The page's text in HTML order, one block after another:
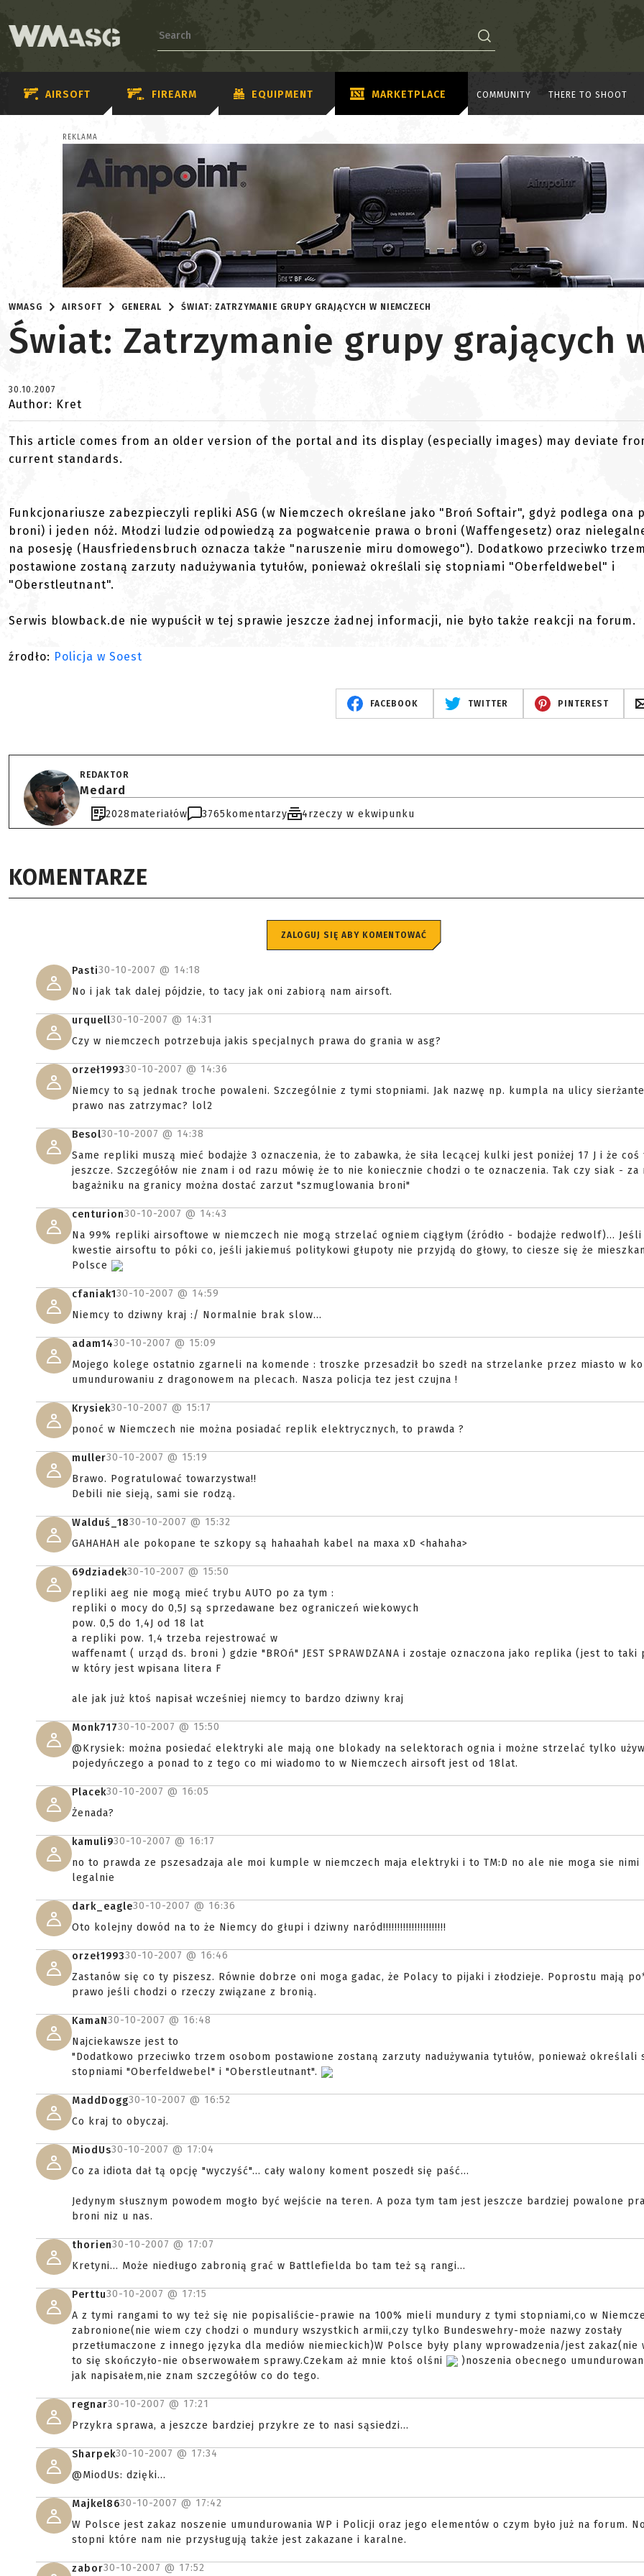
AIRSOFT FIREARM EQUIPMENT MARKETPLACE COMMUNITY THERE TO SHOOT
REKLAMA
WMASG AIRSOFT GENERAL ŚWIAT: ZATRZYMANIE GRUPY GRAJĄCYCH W NIEMCZECH
Świat: Zatrzymanie grupy grających
30.10.2007
Author: Kret
This article comes from an older version of the portal and its display (especially images) may deviate
current standards.
Funkcjonariusze zabezpieczyli repliki ASG (w Niemczech określane jako "Broń Softair", gdyż podlega ona
broni) i jeden nóż. Młodzi ludzie odpowiedzą za pogwałcenie prawa o broni (Waffengesetz) oraz
na posesję (Hausfriedensbruch oznacza także "naruszenie miru domowego"). Dodatkowo przeciwko
postawione zostaną zarzuty nadużywania tytułów, ponieważ określali się stopniami "Oberfeldwebel" i
"Oberstleutnant".
Serwis blowback.de nie wypuścił w tej sprawie jeszcze żadnej informacji, nie było także reakcji na forum.
źrodło: Policja w Soest
FACEBOOK TWITTER PINTEREST
REDAKTOR
Medard
2028materiałów 3765 komentarzy 4rzeczy w ekwipunku
KOMENTARZE
ZALOGUJ SIĘ ABY KOMENTOWAĆ
Pasti30-10-2007 @ 14:18
No i jak tak dalej pójdzie, to tacy jak oni zabiorą nam airsoft.
urquell30-10-2007 @ 14:31
Czy w niemczech potrzebuja jakis specjalnych prawa do grania w asg?
orzeł199330-10-2007 @ 14:36
Niemcy to są jednak troche powaleni. Szczególnie z tymi stopniami. Jak nazwę np. kumpla na ulicy
prawo nas zatrzymac? lol2
Besol30-10-2007 @ 14:38
Same repliki muszą mieć bodajże 3 oznaczenia, że to zabawka, że siła lecącej kulki jest poniżej 17 J i że coś
jeszcze. Szczegółów nie znam i od razu mówię że to nie koniecznie chodzi o te oznaczenia. Tak czy siak -
bagażniku na granicy można dostać zarzut "szmuglowania broni"
centurion30-10-2007 @ 14:43
Na 99% repliki airsoftowe w niemczech nie mogą strzelać ogniem ciągłym (źródło - bodajże redwolf)... Jeśli
kwestie airsoftu to póki co, jeśli jakiemuś politykowi głupoty nie przyjdą do głowy, to ciesze się że
Polsce
cfaniak130-10-2007 @ 14:59
Niemcy to dziwny kraj :/ Normalnie brak slow...
adam1430-10-2007 @ 15:09
Mojego kolege ostatnio zgarneli na komende : troszke przesadził bo szedł na strzelanke przez miasto w
umundurowaniu z dragonowem na plecach. Nasza policja tez jest czujna !
Krysiek30-10-2007 @ 15:17
ponoć w Niemczech nie można posiadać replik elektrycznych, to prawda ?
muller30-10-2007 @ 15:19
Brawo. Pogratulować towarzystwa!!
Debili nie sieją, sami sie rodzą.
Walduś_1830-10-2007 @ 15:32
GAHAHAH ale pokopane te szkopy są hahaahah kabel na maxa xD <hahaha>
69dziadek30-10-2007 @ 15:50
repliki aeg nie mogą mieć trybu AUTO po za tym :
repliki o mocy do 0,5J są sprzedawane bez ograniczeń wiekowych
pow. 0,5 do 1,4J od 18 lat
a repliki pow. 1,4 trzeba rejestrować w
waffenamt ( urząd ds. broni ) gdzie "BROń" JEST SPRAWDZANA i zostaje oznaczona jako replika (jest to taki
w który jest wpisana litera F
ale jak już ktoś napisał wcześniej niemcy to bardzo dziwny kraj
Monk71730-10-2007 @ 15:50
@Krysiek: można posiedać elektryki ale mają one blokady na selektorach ognia i możne strzelać tylko
pojedyńczego a ponad to z tego co mi wiadomo to w Niemczech airsoft jest od 18lat.
Placek30-10-2007 @ 16:05
Żenada?
kamuli930-10-2007 @ 16:17
no to prawda ze pszesadzaja ale moi kumple w niemczech maja elektryki i to TM:D no ale nie moga sie nimi
legalnie
dark_eagle30-10-2007 @ 16:36
Oto kolejny dowód na to że Niemcy do głupi i dziwny naród!!!!!!!!!!!!!!!!!!!!!!
orzeł199330-10-2007 @ 16:46
Zastanów się co ty piszesz. Równie dobrze oni moga gadac, że Polacy to pijaki i złodzieje. Poprostu mają
prawo jeśli chodzi o rzeczy związane z bronią.
KamaN30-10-2007 @ 16:48
Najciekawsze jest to
"Dodatkowo przeciwko trzem osobom postawione zostaną zarzuty nadużywania tytułów, ponieważ określali
stopniami "Oberfeldwebel" i "Oberstleutnant".
MaddDogg30-10-2007 @ 16:52
Co kraj to obyczaj.
MiodUs30-10-2007 @ 17:04
Co za idiota dał tą opcję "wyczyść"... cały walony koment poszedł się paść...
Jedynym słusznym powodem mogło być wejście na teren. A poza tym tam jest jeszcze bardziej powalone
broni niz u nas.
thorien30-10-2007 @ 17:07
Kretyni... Może niedługo zabronią grać w Battlefielda bo tam też są rangi...
Perttu30-10-2007 @ 17:15
A z tymi rangami to wy też się nie popisaliście-prawie na 100% mieli mundury z tymi stopniami,co w
zabronione(nie wiem czy chodzi o mundury wszystkich armii,czy tylko Bundeswehry-może nazwy zostały
przetłumaczone z innego języka dla mediów niemieckich)W Polsce były plany wprowadzenia/jest zakaz(nie
to się skończyło-nie obserwowałem sprawy.Czekam aż mnie ktoś olśni
)noszenia obecnego
jak napisałem,nie znam szczegółów co do tego.
regnar30-10-2007 @ 17:21
Przykra sprawa, a jeszcze bardziej przykre ze to nasi sąsiedzi...
Sharpek30-10-2007 @ 17:34
@MiodUs: dzięki...
Majkel8630-10-2007 @ 17:42
W Polsce jest zakaz noszenie umundurowania WP i Policji oraz jego elementów o czym było już na forum.
stopni które nam nie przysługują także jest zakazane i karalne.
zabor30-10-2007 @ 17:52